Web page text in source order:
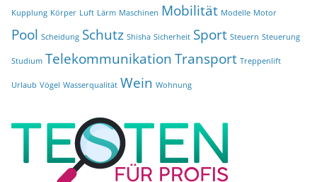
Kupplung Körper Luft Lärm Maschinen Mobilität Modelle Motor
Pool Scheidung Schutz Shisha Sicherheit Sport Steuern Steuerung
Studium TelekommunikationTransport Treppenlift
Urlaub Vögel Wasserqualität Wein Wohnung